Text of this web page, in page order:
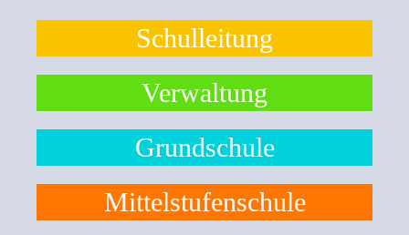
Schulleitung
Verwaltung
Grundschule
Mittelstufenschule